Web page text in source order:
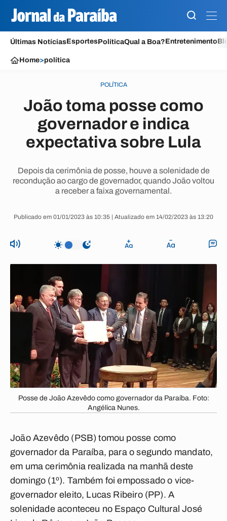
Últimas NotíciasEsportesPolíticaQual a Boa?Entretenimento
Home>política
POLÍTICA
João toma posse como
governador e indica
expectativa sobre Lula
Depois da cerimônia de posse, houve a solenidade de
recondução ao cargo de governador, quando João voltou
a receber a faixa governamental.
Publicado em 01/01/2023 às 10:35 | Atualizado em 14/02/2023 às 13:20
Posse de João Azevêdo como governador da Paraíba. Foto:
Angélica Nunes.
João Azevêdo (PSB) tomou posse como
governador da Paraíba, para o segundo mandato,
em uma cerimônia realizada na manhã deste
domingo (1º). Também foi empossado o vice-
governador eleito, Lucas Ribeiro (PP). A
solenidade aconteceu no Espaço Cultural José